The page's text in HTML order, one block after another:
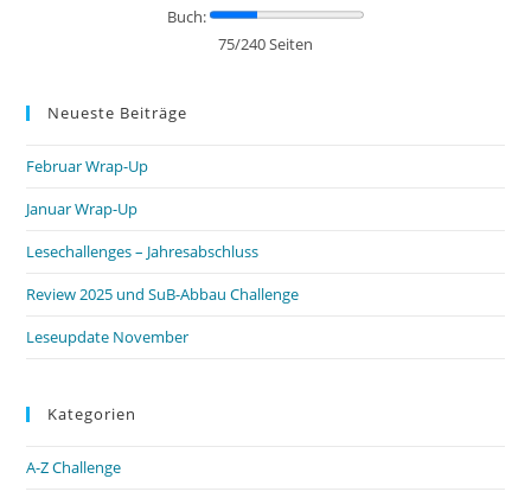
Buch:
75/240 Seiten
Neueste Beiträge
Februar Wrap-Up
Januar Wrap-Up
Lesechallenges – Jahresabschluss
Review 2025 und SuB-Abbau Challenge
Leseupdate November
Kategorien
A-Z Challenge